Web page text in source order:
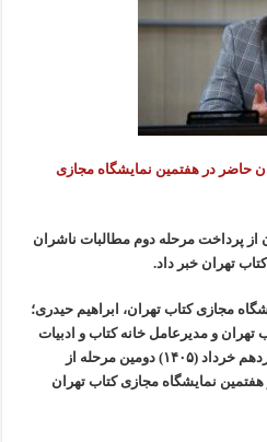
حاضر در هفتمین نمایشگاه مجازی
از پرداخت مرحله دوم مطالبات ناشران
تهران خبر داد.
مجازی کتاب تهران، ابراهیم حیدری؛
تهران و مدیرعامل خانه کتاب و ادبیات
ایران گفت: روز سه‌شنبه مورخ دوازدهم خرداد (۱۴۰۵) دومین مرحله از
نمایشگاه مجازی کتاب تهران